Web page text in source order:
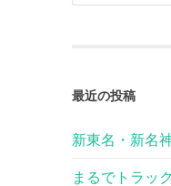
最近の投稿
新東名・新名
まるでトラッ